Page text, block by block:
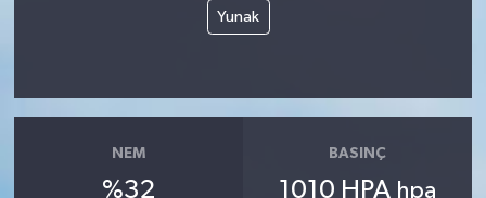
Yunak
NEM
%32
BASINÇ
1010 HPA hpa